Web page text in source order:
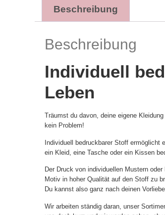
Beschreibung
Beschreibung
Individuell
Leben
Träumst du davon, deine eigene
kein Problem!
Individuell bedruckbarer Stoff ermöglicht
ein Kleid, eine Tasche oder ein Kissen
Der Druck von individuellen Mustern
Motiv in hoher Qualität auf den Stoff zu
Du kannst also ganz nach deinen
Wir arbeiten ständig daran, unser